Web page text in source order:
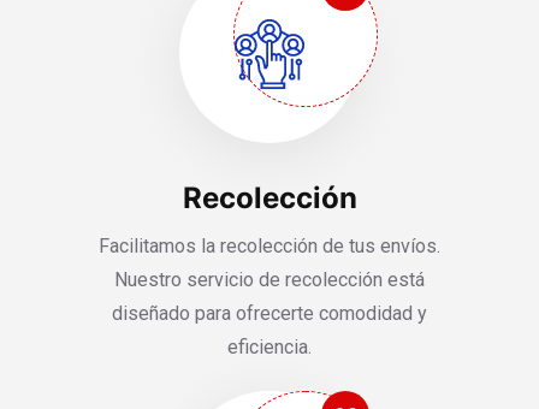
Recolección
Facilitamos la recolección de tus envíos.
Nuestro servicio de recolección está
diseñado para ofrecerte comodidad y
eficiencia.